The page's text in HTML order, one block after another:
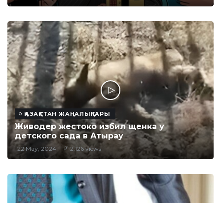
ҚАЗАҚСТАН ЖАҢАЛЫҚТАРЫ
Живодер жестоко избил щенка у
детского сада в Атырау
22 May, 2024 2,126 views